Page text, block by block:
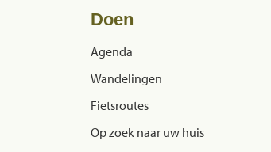
Doen
Agenda
Wandelingen
Fietsroutes
Op zoek naar uw huis